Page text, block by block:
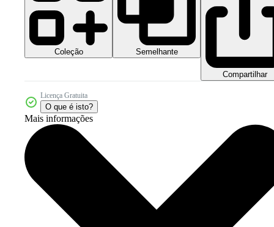
Coleção Semelhante
Compartilhar
Licença Gratuita
O que é isto?
Mais informações